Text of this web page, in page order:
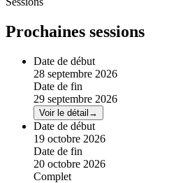
Prochaines sessions
Date de début
28 septembre 2026
Date de fin
29 septembre 2026
Voir le détail →
Date de début
19 octobre 2026
Date de fin
20 octobre 2026
Complet